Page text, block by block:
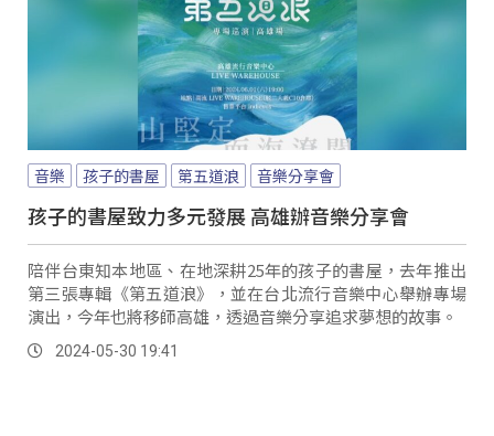
音樂 孩子的書屋 第五道浪 音樂分享會
孩子的書屋致力多元發展 高雄辦音樂分享會
陪伴台東知本地區、在地深耕25年的孩子的書屋，去年推出
第三張專輯《第五道浪》，並在台北流行音樂中心舉辦專場
演出，今年也將移師高雄，透過音樂分享追求夢想的故事。
2024-05-30 19:41